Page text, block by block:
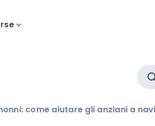
come aiutare gli anziani a